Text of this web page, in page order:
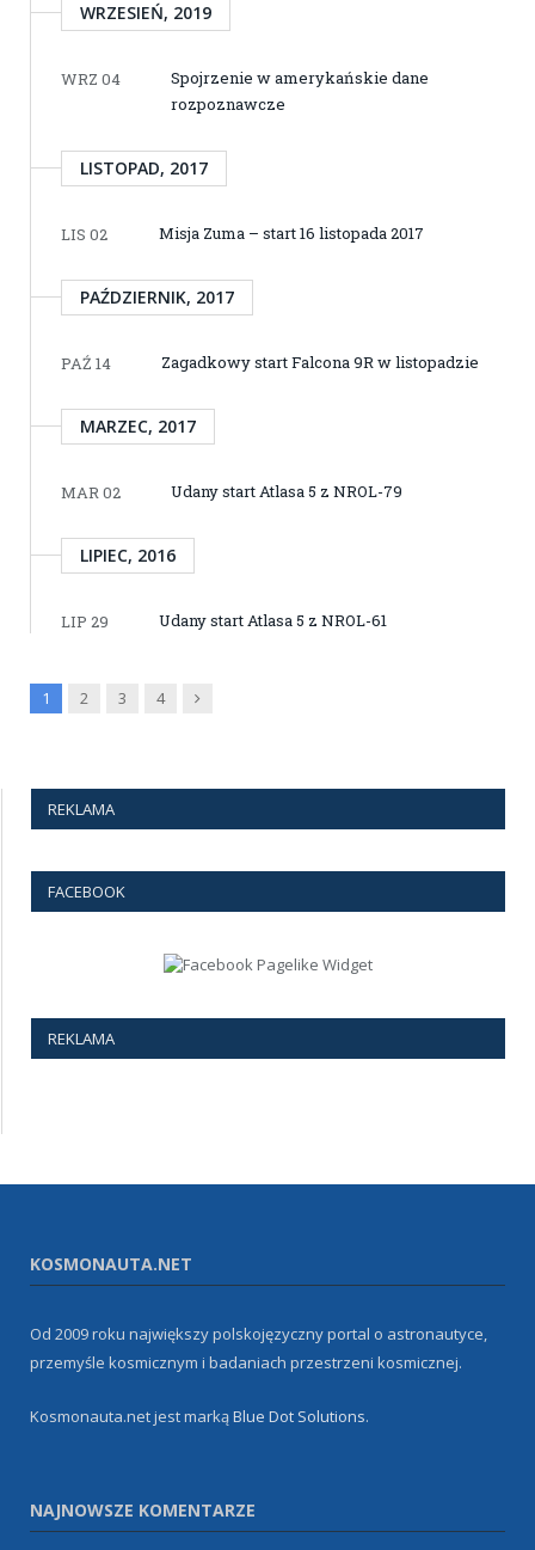
WRZESIEŃ, 2019
WRZ 04
Spojrzenie w amerykańskie dane
rozpoznawcze
LISTOPAD, 2017
LIS 02 Misja Zuma – start 16 listopada 2017
PAŹDZIERNIK, 2017
PAŹ 14 Zagadkowy start Falcona 9R w listopadzie
MARZEC, 2017
MAR 02 Udany start Atlasa 5 z NROL-79
LIPIEC, 2016
LIP 29 Udany start Atlasa 5 z NROL-61
1 2 3 4 Next
REKLAMA
FACEBOOK
REKLAMA
KOSMONAUTA.NET
Od 2009 roku największy polskojęzyczny portal o astronautyce,
przemyśle kosmicznym i badaniach przestrzeni kosmicznej.
Kosmonauta.net jest markąBlue Dot Solutions.
NAJNOWSZE KOMENTARZE